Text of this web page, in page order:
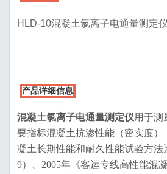
HLD-10混凝土氯离子电通量测定
产品详细信息
混凝土氯离子电通量测定仪用于测
要指标混凝土抗渗性能（密实度
凝土长期性能和耐久性能试验方法
9）、2005年《客运专线高性能混